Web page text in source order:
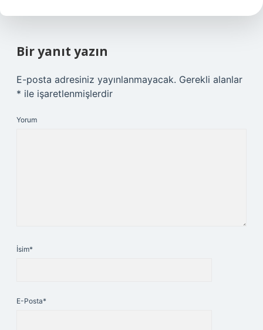
Bir yanıt yazın
E-posta adresiniz yayınlanmayacak. Gerekli alanlar
* ile işaretlenmişlerdir
Yorum
İsim*
E-Posta*